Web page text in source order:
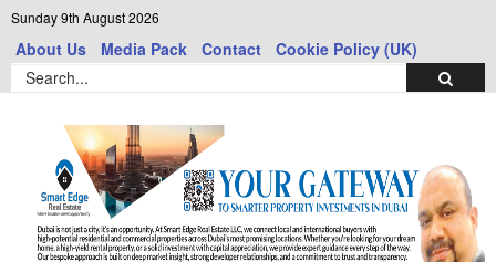
Sunday 9th August 2026
About Us Media Pack Contact Cookie Policy (UK)